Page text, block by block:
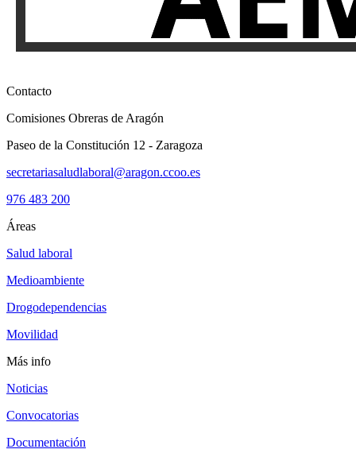
Contacto
Comisiones Obreras de Aragón
Paseo de la Constitución 12 - Zaragoza
secretariasaludlaboral@aragon.ccoo.es
976 483 200
Áreas
Salud laboral
Medioambiente
Drogodependencias
Movilidad
Más info
Noticias
Convocatorias
Documentación